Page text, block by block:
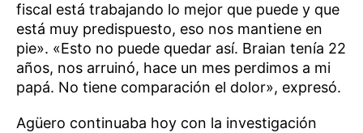
fiscal está trabajando lo mejor que puede y que
está muy predispuesto, eso nos mantiene en
pie». «Esto no puede quedar así. Braian tenía 22
años, nos arruinó, hace un mes perdimos a mi
papá. No tiene comparación el dolor», expresó.
Agüero continuaba hoy con la investigación